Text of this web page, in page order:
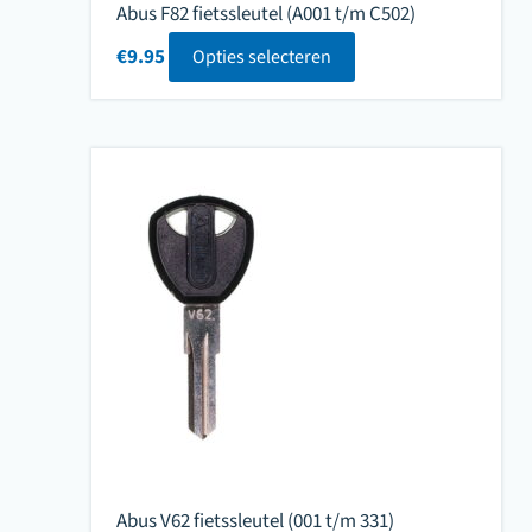
Abus F82 fietssleutel (A001 t/m C502)
€9.95 Opties selecteren
Abus V62 fietssleutel (001 t/m 331)